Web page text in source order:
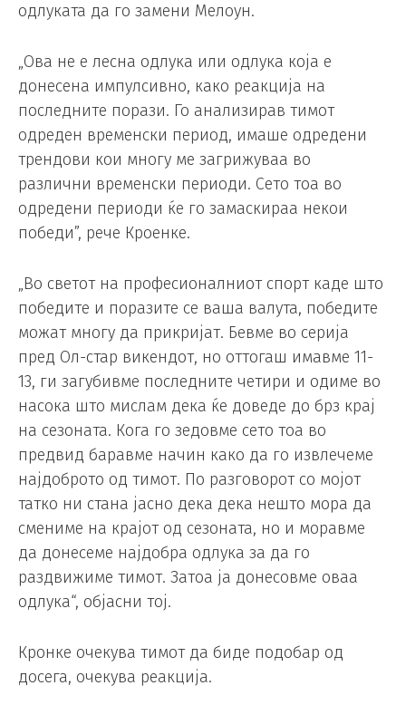
одлуката да го замени Мелоун.
„Ова не е лесна одлука или одлука која е
донесена импулсивно, како реакција на
последните порази. Го анализирав тимот
одреден временски период, имаше одредени
трендови кои многу ме загрижуваа во
различни временски периоди. Сето тоа во
одредени периоди ќе го замаскираа некои
победи”, рече Кроенке.
„Во светот на професионалниот спорт каде што
победите и поразите се ваша валута, победите
можат многу да прикријат. Бевме во серија
пред Ол-стар викендот, но оттогаш имавме 11-
13, ги загубивме последните четири и одиме во
насока што мислам дека ќе доведе до брз крај
на сезоната. Кога го зедовме сето тоа во
предвид баравме начин како да го извлечеме
најдоброто од тимот. По разговорот со мојот
татко ни стана јасно дека дека нешто мора да
смениме на крајот од сезоната, но и моравме
да донесеме најдобра одлука за да го
раздвижиме тимот. Затоа ја донесовме оваа
одлука“, објасни тој.
Кронке очекува тимот да биде подобар од
досега, очекува реакција.